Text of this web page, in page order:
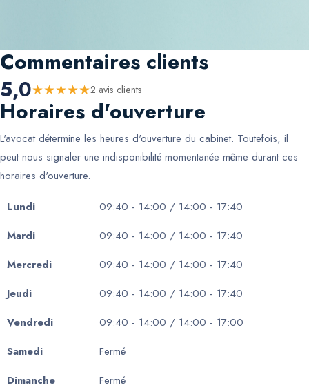
Commentaires clients
5,0★★★★★2 avis clients
Horaires d'ouverture
L'avocat détermine les heures d'ouverture du cabinet. Toutefois, il
peut nous signaler une indisponibilité momentanée même durant ces
horaires d'ouverture.
Lundi
09:40 - 14:00 / 14:00 - 17:40
Mardi
09:40 - 14:00 / 14:00 - 17:40
Mercredi
09:40 - 14:00 / 14:00 - 17:40
Jeudi
09:40 - 14:00 / 14:00 - 17:40
Vendredi
09:40 - 14:00 / 14:00 - 17:00
Samedi
Fermé
Dimanche
Fermé